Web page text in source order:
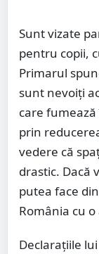
Sunt vizate
pentru copii,
Primarul
sunt nevoiţi
care
prin
vedere că
drastic. Dacă
putea face
România cu
Declaraţiile